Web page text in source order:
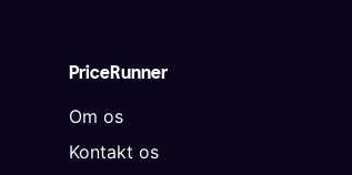
PriceRunner
Om os
Kontakt os